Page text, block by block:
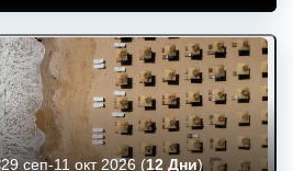
29 сеп-11 окт 2026(12 Дни)